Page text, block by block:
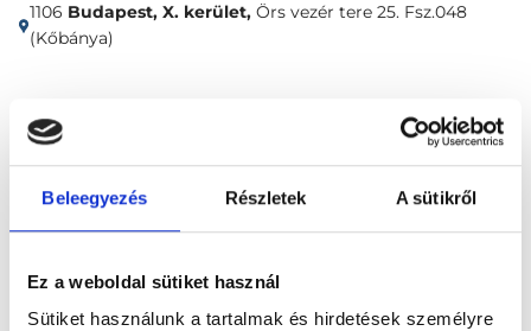
Beleegyezés Részletek A sütikről
Ez a weboldal sütiket használ
Sütiket használunk a tartalmak és hirdetések személyre
1106 Budapest, X. kerület, Örs vezér tere 25. Fsz.048
(Kőbánya)
Vélemények
Foglalj időpontot
Proktológia